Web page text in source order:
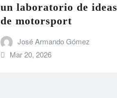
un laboratorio de ideas
de motorsport
José Armando Gómez
Mar 20, 2026